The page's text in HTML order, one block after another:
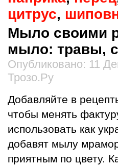
цитрус,
Мыло своими
мыло: травы,
Опубликовано: 11
Трозо.Ру
Добавляйте в
чтобы менять
использовать как
добавят мылу
приятным по цвету.